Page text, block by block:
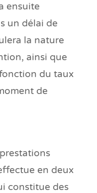
ensuite
un délai de
la nature
ainsi que
du taux
de
en deux
constitue des